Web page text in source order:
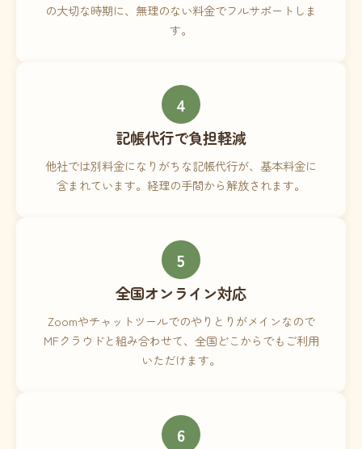
の大切な時期に、無理のない料金でフルサポートしま
す。
4
記帳代行で負担軽減
他社では別料金になりがちな記帳代行が、基本料金に
含まれています。経理の手間から解放されます。
5
全国オンライン対応
Zoomやチャットツールでのやりとりがメインなので
MFクラウドと組み合わせて、全国どこからでもご利用
いただけます。
6